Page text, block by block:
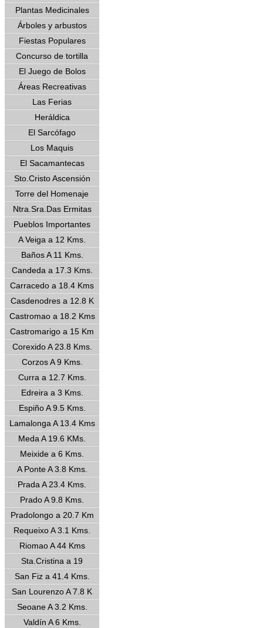
Plantas Medicinales
Árboles y arbustos
Fiestas Populares
Concurso de tortilla
El Juego de Bolos
Áreas Recreativas
Las Ferias
Heráldica
El Sarcófago
Los Maquis
El Sacamantecas
Sto.Cristo Ascensión
Torre del Homenaje
Ntra.Sra.Das Ermitas
Pueblos Importantes
A Veiga a 12 Kms.
Baños A 11 Kms.
Candeda a 17.3 Kms.
Carracedo a 18.4 Kms
Casdenodres a 12.8 K
Castromao a 18.2 Kms
Castromarigo a 15 Km
Corexido A 23.8 Kms.
Corzos A 9 Kms.
Curra a 12.7 Kms.
Edreira a 3 Kms.
Espiño A 9.5 Kms.
Lamalonga A 13.4 Kms
Meda A 19.6 KMs.
Meixide a 6 Kms.
A Ponte A 3.8 Kms.
Prada A 23.4 Kms.
Prado A 9.8 Kms.
Pradolongo a 20.7 Km
Requeixo A 3.1 Kms.
Riomao A 44 Kms
Sta.Cristina a 19
San Fiz a 41.4 Kms.
San Lourenzo A 7.8 K
Seoane A 3.2 Kms.
Valdín A 6 Kms.